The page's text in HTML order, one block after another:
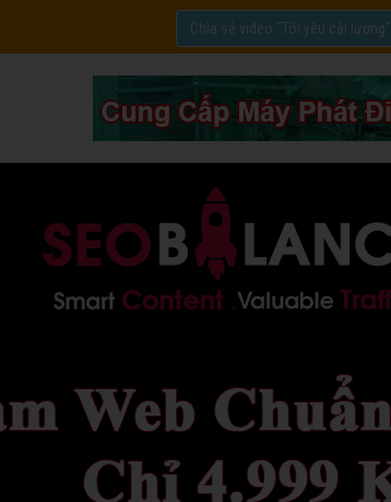
Chia sẻ video "Tôi yêu cải lương".